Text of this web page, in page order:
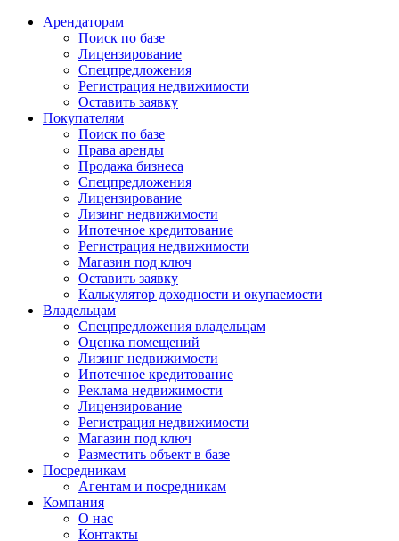
Арендаторам
Поиск по базе
Лицензирование
Спецпредложения
Регистрация недвижимости
Оставить заявку
Покупателям
Поиск по базе
Права аренды
Продажа бизнеса
Спецпредложения
Лицензирование
Лизинг недвижимости
Ипотечное кредитование
Регистрация недвижимости
Магазин под ключ
Оставить заявку
Калькулятор доходности и окупаемости
Владельцам
Спецпредложения владельцам
Оценка помещений
Лизинг недвижимости
Ипотечное кредитование
Реклама недвижимости
Лицензирование
Регистрация недвижимости
Магазин под ключ
Разместить объект в базе
Посредникам
Агентам и посредникам
Компания
О нас
Контакты